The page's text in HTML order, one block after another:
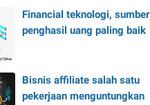
Financial teknologi, sumber
penghasil uang paling baik
Bisnis affiliate salah satu
pekerjaan menguntungkan